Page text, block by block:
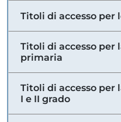
Titoli di accesso per
Titoli di accesso per
primaria
Titoli di accesso per
I e II grado